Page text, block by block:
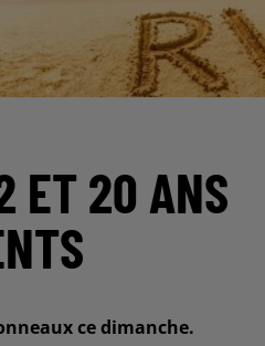
ET 20 ANS
ce dimanche.